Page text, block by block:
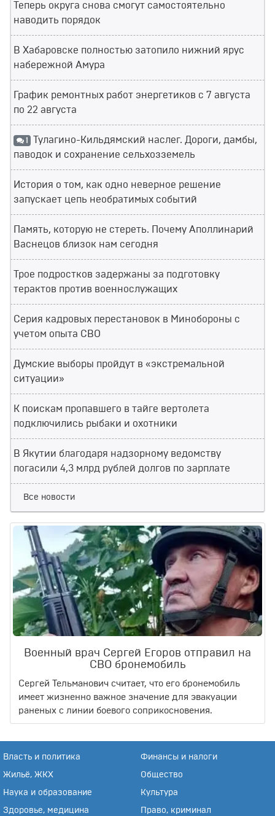
Теперь округа снова смогут самостоятельно
наводить порядок
В Хабаровске полностью затопило нижний ярус
набережной Амура
График ремонтных работ энергетиков с 7 августа
по 22 августа
1 Тулагино-Кильдямский наслег. Дороги, дамбы,
паводок и сохранение сельхозземель
История о том, как одно неверное решение
запускает цепь необратимых событий
Память, которую не стереть. Почему Аполлинарий
Васнецов близок нам сегодня
Трое подростков задержаны за подготовку
терактов против военнослужащих
Серия кадровых перестановок в Минобороны с
учетом опыта СВО
Думские выборы пройдут в «экстремальной
ситуации»
К поискам пропавшего в тайге вертолета
подключились рыбаки и охотники
В Якутии благодаря надзорному ведомству
погасили 4,3 млрд рублей долгов по зарплате
Все новости
Военный врач Сергей Егоров отправил на
СВО бронемобиль
Сергей Тельманович считает, что его бронемобиль
имеет жизненно важное значение для эвакуации
раненых с линии боевого соприкосновения.
Власть и политика Финансы и налоги
Жильё, ЖКХ Общество
Наука и образование Культура
Здоровье, медицина Право, криминал